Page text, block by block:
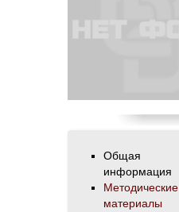
Общая
информация
Методические
материалы